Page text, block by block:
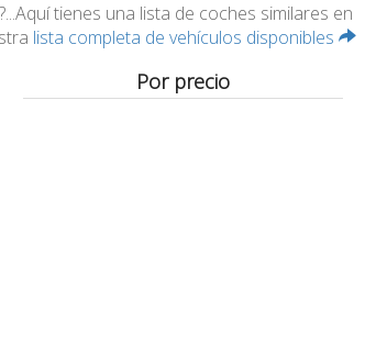
tienes una lista de coches similares en
lista completa de vehículos disponibles
Por precio